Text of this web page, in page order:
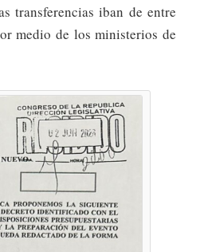
transferencias iban de entre
medio de los ministerios de